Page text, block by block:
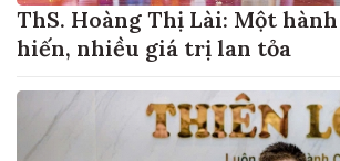
ThS. Hoàng Thị Lài: Một
hiến, nhiều giá trị lan tỏa